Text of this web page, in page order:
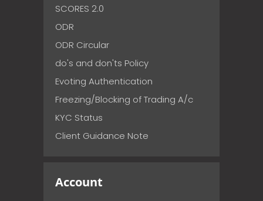
SCORES 2.0
ODR
ODR Circular
do's and don'ts Policy
Evoting Authentication
Freezing/Blocking of Trading A/c
KYC Status
Client Guidance Note
Account